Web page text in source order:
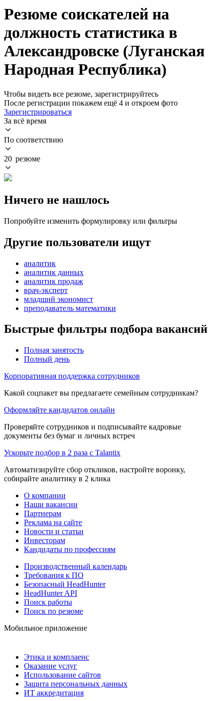
Резюме соискателей на
должность статистика в
Александровске (Луганская
Народная Республика)
Чтобы видеть все резюме, зарегистрируйтесь
После регистрации покажем ещё 4 и откроем фото
Зарегистрироваться
За всё время
По соответствию
20 резюме
Ничего не нашлось
Попробуйте изменить формулировку или фильтры
Другие пользователи ищут
аналитик
аналитик данных
аналитик продаж
врач-эксперт
младший экономист
преподаватель математики
Быстрые фильтры подбора вакансий
Полная занятость
Полный день
Корпоративная поддержка сотрудников
Какой соцпакет вы предлагаете семейным сотрудникам?
Оформляйте кандидатов онлайн
Проверяйте сотрудников и подписывайте кадровые
документы без бумаг и личных встреч
Ускорьте подбор в 2 раза с Talantix
Автоматизируйте сбор откликов, настройте воронку,
собирайте аналитику в 2 клика
О компании
Наши вакансии
Партнерам
Реклама на сайте
Новости и статьи
Инвесторам
Кандидаты по профессиям
Производственный календарь
Требования к ПО
Безопасный HeadHunter
HeadHunter API
Поиск работы
Поиск по резюме
Мобильное приложение
Этика и комплаенс
Оказание услуг
Использование сайтов
Защита персональных данных
ИТ аккредитация